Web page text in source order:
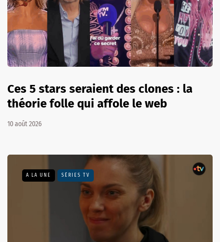
Ces 5 stars seraient des clones : la
théorie folle qui affole le web
10 août 2026
A LA UNE SÉRIES TV